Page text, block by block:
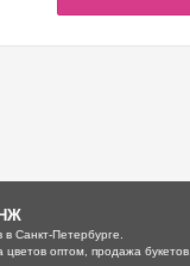
Санкт-Петербурге.
цветов оптом, продажа букетов.